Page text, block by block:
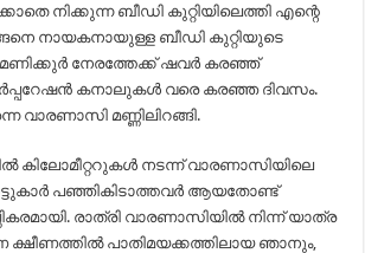
നിക്കുന്ന ബീഡി കുറ്റിയിലെത്തി എന്റെ
നായകനായുള്ള ബീഡി കുറ്റിയുടെ
മണിക്കുർ നേരത്തേക്ക് ഷവർ കരഞ്ഞ്
കനാലുകൾ വരെ കരഞ്ഞ ദിവസം.
വാരണാസി മണ്ണിലിറങ്ങി.
കിലോമീറ്ററുകൾ നടന്ന് വാരണാസിയിലെ
പഞ്ഞികിടാത്തവർ ആയതോണ്ട്
രാത്രി വാരണാസിയിൽ നിന്ന് യാത്ര
ക്ഷീണത്തിൽ പാതിമയക്കത്തിലായ ഞാനും,